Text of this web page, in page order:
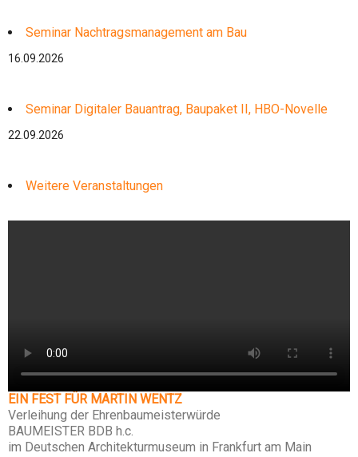
Seminar Nachtragsmanagement am Bau
16.09.2026
Seminar Digitaler Bauantrag, Baupaket II, HBO-Novelle
22.09.2026
Weitere Veranstaltungen
EIN FEST FÜR MARTIN WENTZ
Verleihung der Ehrenbaumeisterwürde
BAUMEISTER BDB h.c.
im Deutschen Architekturmuseum in Frankfurt am Main